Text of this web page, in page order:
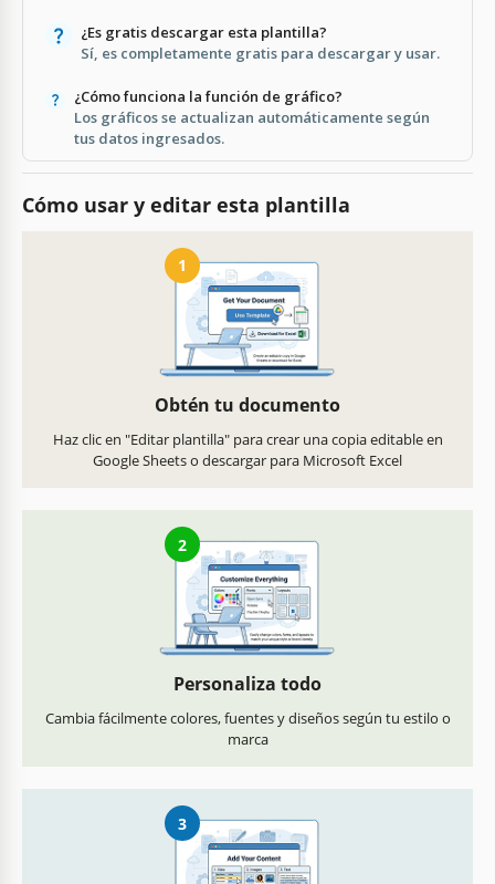
¿Es gratis descargar esta plantilla?
Sí, es completamente gratis para descargar y usar.
¿Cómo funciona la función de gráfico?
Los gráficos se actualizan automáticamente según
tus datos ingresados.
Cómo usar y editar esta plantilla
1
Obtén tu documento
Haz clic en "Editar plantilla" para crear una copia editable en
Google Sheets o descargar para Microsoft Excel
2
Personaliza todo
Cambia fácilmente colores, fuentes y diseños según tu estilo o
marca
3